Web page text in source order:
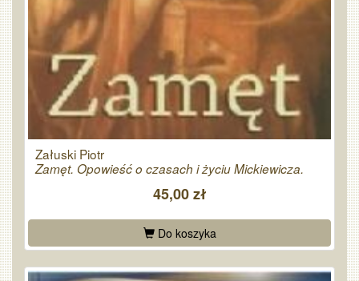
Załuski Piotr
Zamęt. Opowieść o czasach i życiu Mickiewicza.
45,00 zł
Do koszyka